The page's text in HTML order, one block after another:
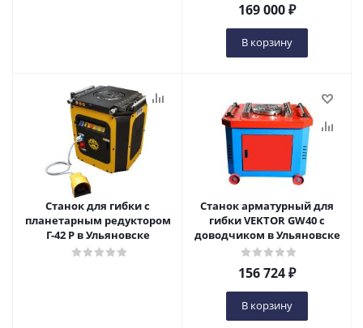
169 000₽
В корзину
Станок для гибки с
планетарным редуктором
Г-42 Р в Ульяновске
Станок арматурный для
гибки VEKTOR GW40 с
доводчиком в Ульяновске
156 724₽
В корзину